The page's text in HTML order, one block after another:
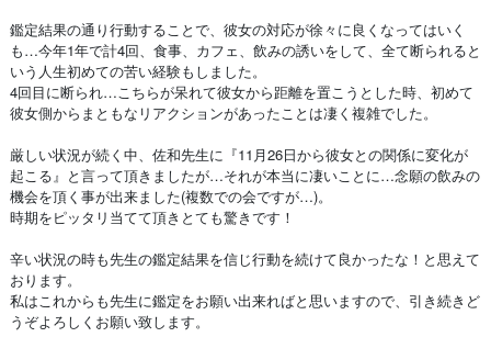
鑑定結果の通り行動することで、彼女の対応が徐々に良くなってはいく
も…今年1年で計4回、食事、カフェ、飲みの誘いをして、全て断られると
いう人生初めての苦い経験もしました。
4回目に断られ…こちらが呆れて彼女から距離を置こうとした時、初めて
彼女側からまともなリアクションがあったことは凄く複雑でした。
厳しい状況が続く中、佐和先生に『11月26日から彼女との関係に変化が
起こる』と言って頂きましたが…それが本当に凄いことに…念願の飲みの
機会を頂く事が出来ました(複数での会ですが…)。
時期をピッタリ当てて頂きとても驚きです！
辛い状況の時も先生の鑑定結果を信じ行動を続けて良かったな！と思えて
おります。
私はこれからも先生に鑑定をお願い出来ればと思いますので、引き続きど
うぞよろしくお願い致します。